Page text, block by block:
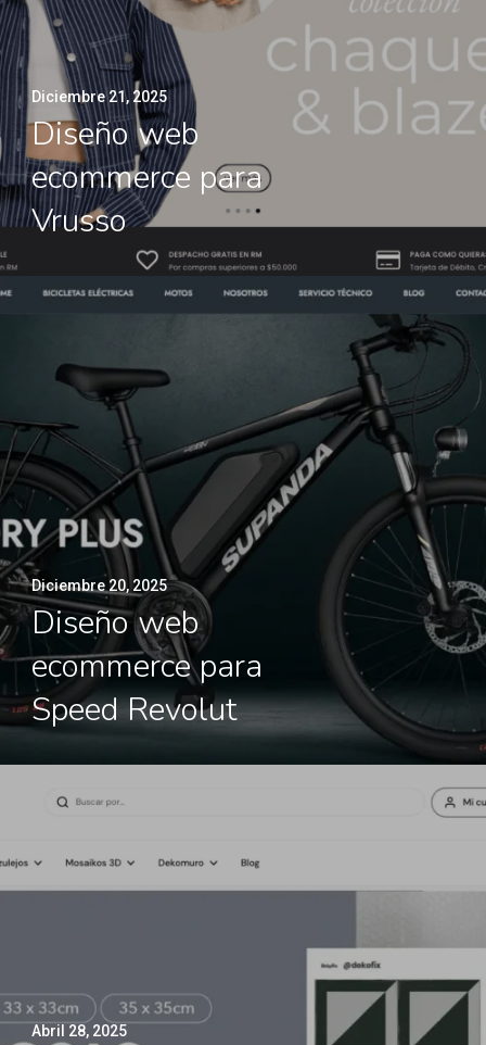
Diciembre 21, 2025
Diseño web
ecommerce para
Vrusso
Diciembre 20, 2025
Diseño web
ecommerce para
Speed Revolut
Abril 28, 2025